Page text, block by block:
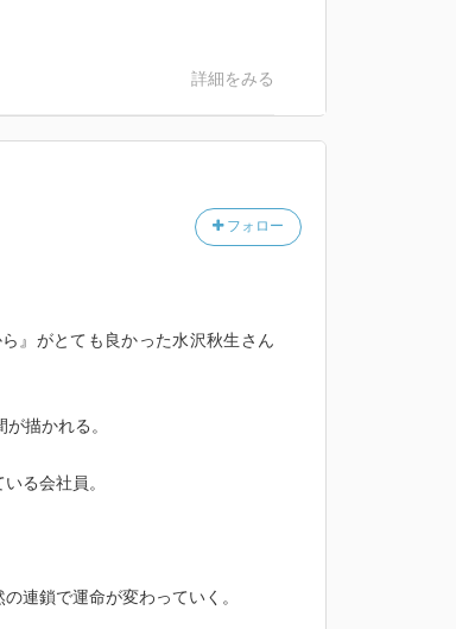
詳細をみる
フォロー
』がとても良かった水沢秋生さん
描かれる。
る会社員。
連鎖で運命が変わっていく。